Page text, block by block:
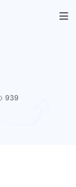
939